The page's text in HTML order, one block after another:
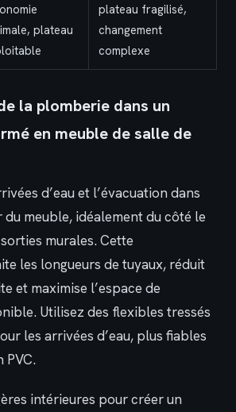
plateau
plateau fragilisé,
changement
complexe
la plomberie dans un
en meuble de salle de
d’eau et l’évacuation dans
du meuble, idéalement du côté le
murales. Cette
les longueurs de tuyaux, réduit
et maximise l’espace de
Utilisez des flexibles tressés
les arrivées d’eau, plus fiables
PVC.
intérieures pour créer un